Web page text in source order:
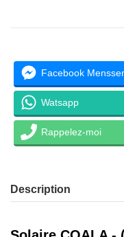
Facebook
Watsapp
Rappelez-moi
Description